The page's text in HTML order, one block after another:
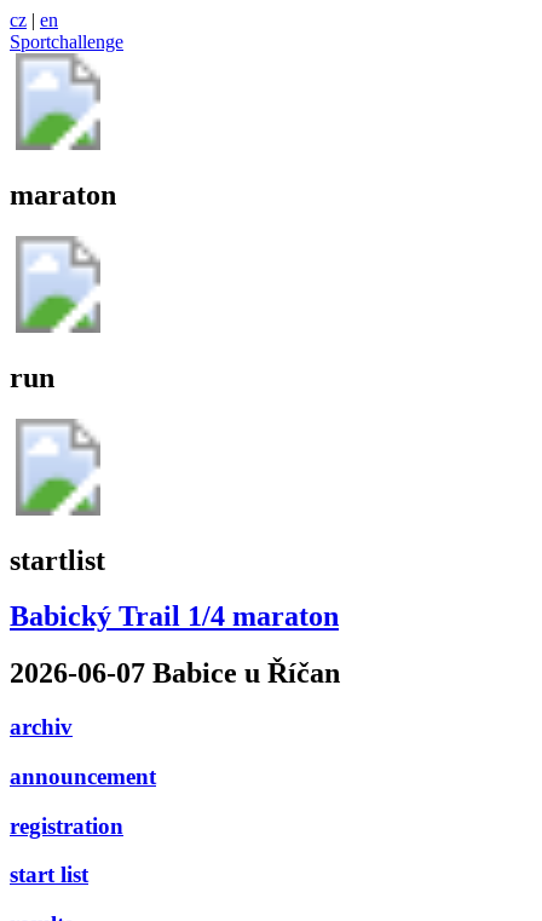
cz | en
Sportchallenge
maraton
run
startlist
Babický Trail 1/4 maraton
2026-06-07 Babice u Říčan
archiv
announcement
registration
start list